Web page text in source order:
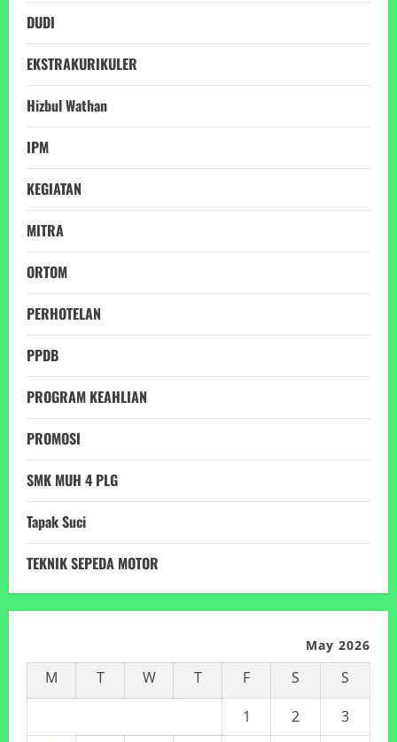
DUDI
EKSTRAKURIKULER
Hizbul Wathan
IPM
KEGIATAN
MITRA
ORTOM
PERHOTELAN
PPDB
PROGRAM KEAHLIAN
PROMOSI
SMK MUH 4 PLG
Tapak Suci
TEKNIK SEPEDA MOTOR
May 2026
M T W T F S
S
1
2
3